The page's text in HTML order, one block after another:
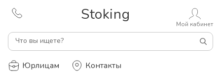
Stoking
Что вы ищете?
Мой кабинет
Юрлицам Контакты